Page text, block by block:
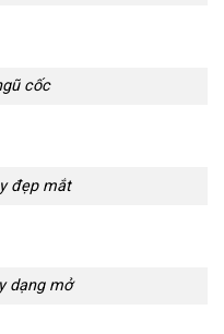
cốc
đẹp mắt
dạng mở